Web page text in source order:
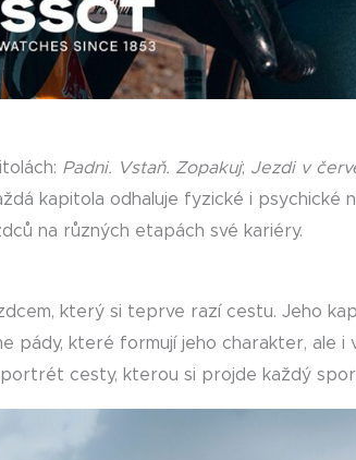
Padni. Vstaň. Zopakuj; Jezdi v
kapitola odhaluje fyzické i psychické
na různých etapách své kariéry.
který si teprve razí cestu. Jeho
pády, které formují jeho charakter, ale i
cesty, kterou si projde každý